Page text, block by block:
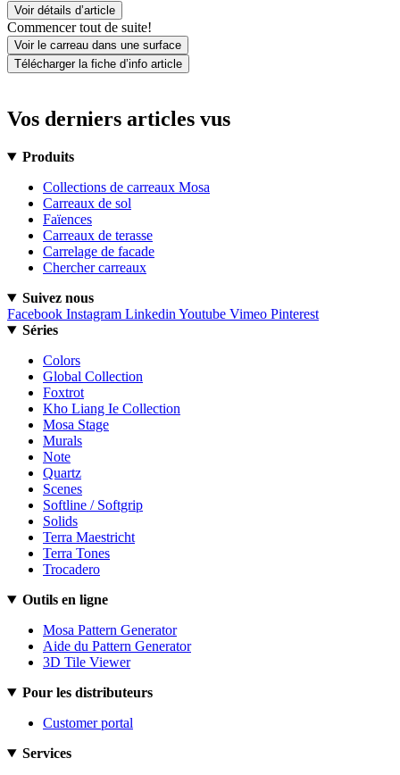
Voir détails d’article
Commencer tout de suite!
Voir le carreau dans une surface
Télécharger la fiche d’info article
Vos derniers articles vus
Produits
Collections de carreaux Mosa
Carreaux de sol
Faïences
Carreaux de terasse
Carrelage de facade
Chercher carreaux
Suivez nous
Facebook Instagram Linkedin Youtube Vimeo Pinterest
Séries
Colors
Global Collection
Foxtrot
Kho Liang Ie Collection
Mosa Stage
Murals
Note
Quartz
Scenes
Softline / Softgrip
Solids
Terra Maestricht
Terra Tones
Trocadero
Outils en ligne
Mosa Pattern Generator
Aide du Pattern Generator
3D Tile Viewer
Pour les distributeurs
Customer portal
Services